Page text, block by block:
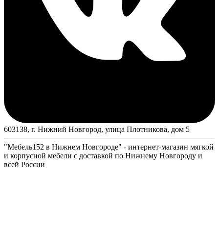
603138, г. Нижний Новгород, улица Плотникова, дом 5
"Мебель152 в Нижнем Новгороде" - интернет-магазин мягкой
и корпусной мебели с доставкой по Нижнему Новгороду и
всей России